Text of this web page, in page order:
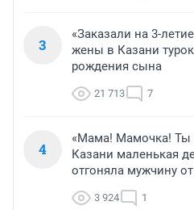
3
«Заказали на 3-
жены в Казани
рождения сына
21 713 7
4
«Мама! Мамочка! Ты
Казани маленькая
отгоняла мужчину
3 924 1